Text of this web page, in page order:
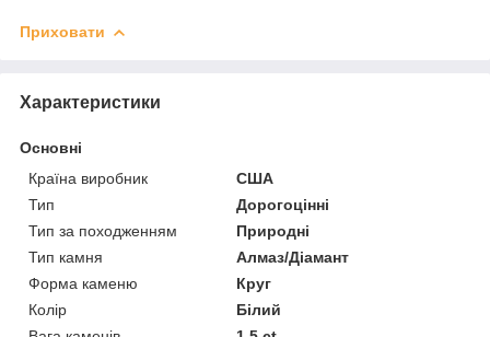
Приховати
Характеристики
Основні
Країна виробник
США
Тип
Дорогоцінні
Тип за походженням
Природні
Тип камня
Алмаз/Діамант
Форма каменю
Круг
Колір
Білий